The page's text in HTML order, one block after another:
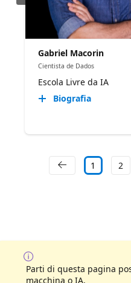
Gabriel Macorin
Cientista de Dados
Escola Livre da IA
Biografia
1 2
Parti di questa pagina
macchina o IA.